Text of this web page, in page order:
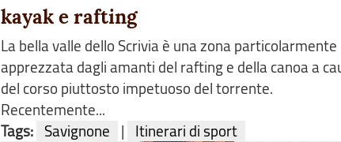
kayak e rafting
La bella valle dello Scrivia è una zona particolarmente
apprezzata dagli amanti del rafting e della canoa a
del corso piuttosto impetuoso del torrente.
Recentemente...
Tags: Savignone | Itinerari di sport